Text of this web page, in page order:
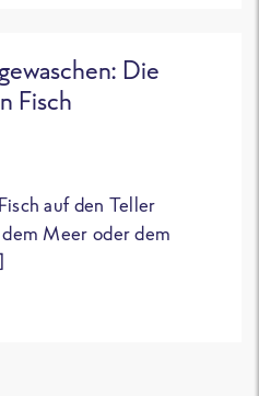
Die
Fisch
auf den Teller
Meer oder dem